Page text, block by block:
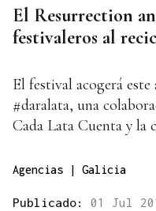
El Resurrection
festivaleros al
El festival acogerá
#daralata, una
Cada Lata Cuenta y la
Agencias | Galicia
Publicado: 01 Jul